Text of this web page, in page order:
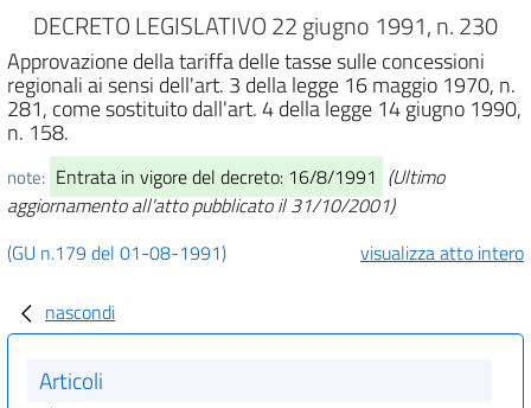
DECRETO LEGISLATIVO 22 giugno 1991, n. 230
Approvazione della tariffa delle tasse sulle concessioni
regionali ai sensi dell'art. 3 della legge 16 maggio 1970, n.
281, come sostituito dall'art. 4 della legge 14 giugno 1990,
n. 158.
note: Entrata in vigore del decreto: 16/8/1991 (Ultimo
aggiornamento all'atto pubblicato il 31/10/2001)
(GU n.179 del 01-08-1991)
visualizza atto intero
nascondi
Articoli